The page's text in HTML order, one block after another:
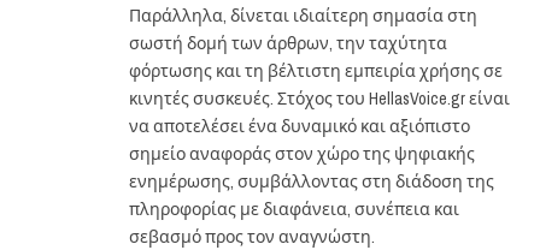
Παράλληλα, δίνεται ιδιαίτερη σημασία στη
σωστή δομή των άρθρων, την ταχύτητα
φόρτωσης και τη βέλτιστη εμπειρία χρήσης σε
κινητές συσκευές. Στόχος του HellasVoice.gr είναι
να αποτελέσει ένα δυναμικό και αξιόπιστο
σημείο αναφοράς στον χώρο της ψηφιακής
ενημέρωσης, συμβάλλοντας στη διάδοση της
πληροφορίας με διαφάνεια, συνέπεια και
σεβασμό προς τον αναγνώστη.